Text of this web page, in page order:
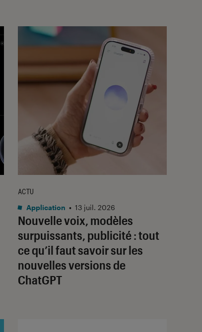
Nouvelle voix, modèles
surpuissants, publicité : tout
ce qu’il faut savoir sur les
nouvelles versions de
ChatGPT
ACTU
Application • 13 juil. 2026